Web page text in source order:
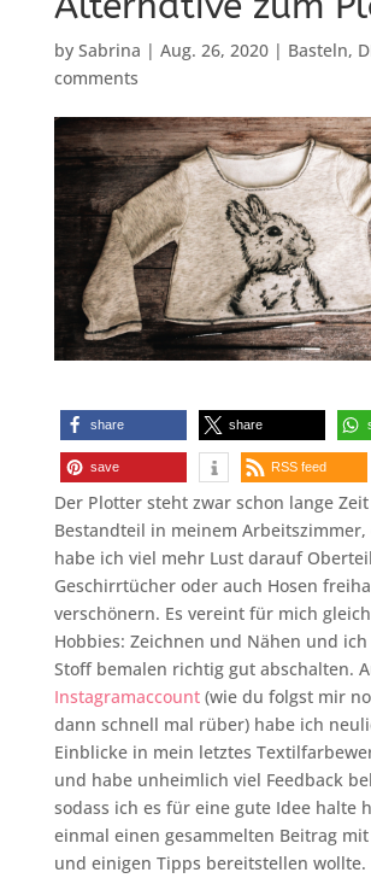
by Sabrina | Aug. 26, 2020| Basteln,
comments
share share
save RSS feed
Der Plotter steht zwar schon lange
Bestandteil in meinem Arbeitszimmer,
habe ich viel mehr Lust darauf
Geschirrtücher oder auch Hosen
verschönern. Es vereint für mich
Hobbies: Zeichnen und Nähen und
Stoff bemalen richtig gut abschalten.
Instagramaccount(wie du folgst mir
dann schnell mal rüber) habe ich
Einblicke in mein letztes
und habe unheimlich viel Feedback
sodass ich es für eine gute Idee halte
einmal einen gesammelten Beitrag
und einigen Tipps bereitstellen wollte.